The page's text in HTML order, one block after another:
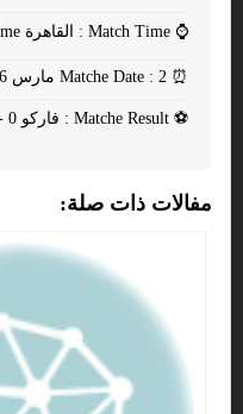
⌚
⏰
⚽
مفالات ذات صلة: